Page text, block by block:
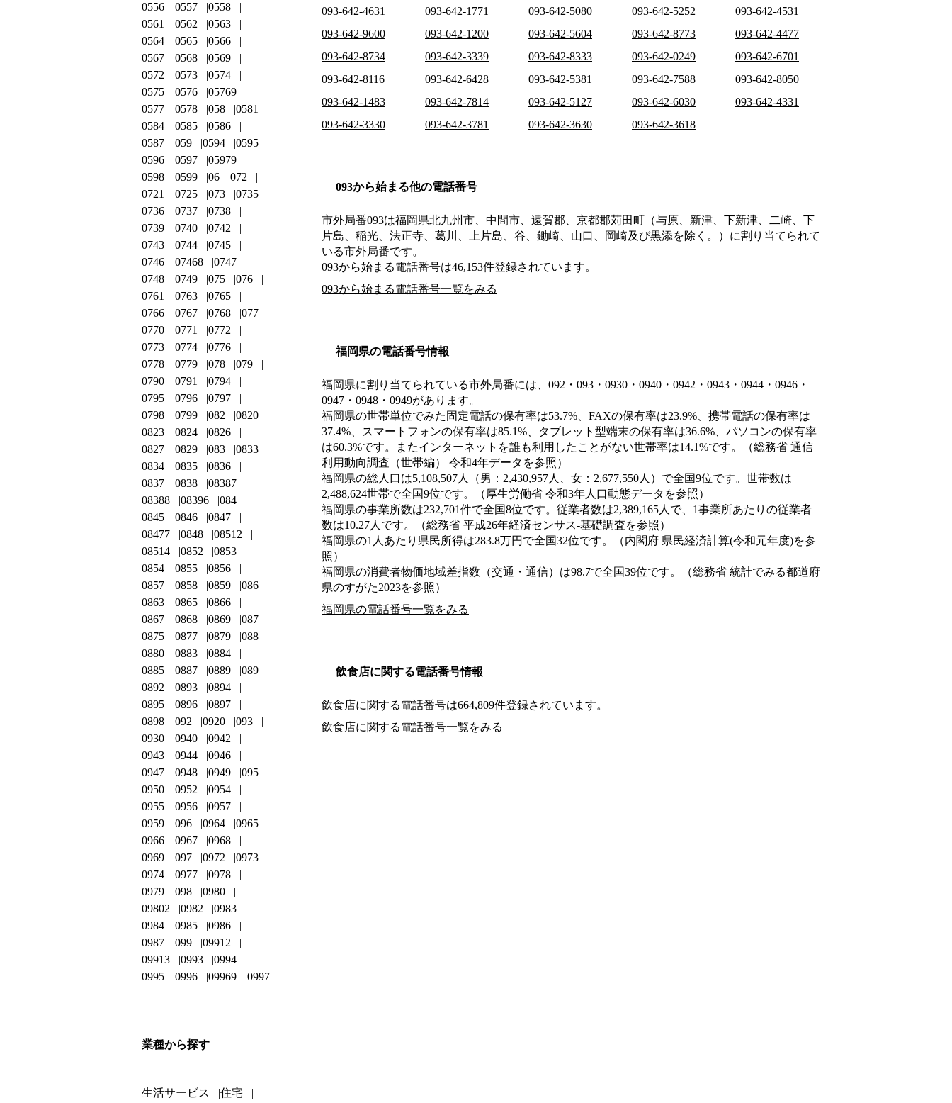
093-642-4631
093-642-1771 093-642-5080 093-642-5252
093-642-4531
093-642-9600
093-642-1200 093-642-5604 093-642-8773
093-642-4477
093-642-8734
093-642-3339 093-642-8333 093-642-0249
093-642-6701
093-642-8116
093-642-6428 093-642-5381 093-642-7588
093-642-8050
093-642-1483
093-642-7814 093-642-5127 093-642-6030
093-642-4331
093-642-3330
093-642-3781 093-642-3630 093-642-3618
093から始まる他の電話番号
市外局番093は福岡県北九州市、中間市、遠賀郡、京都郡苅田町（与原、新津、下新津、二崎、下
片島、稲光、法正寺、葛川、上片島、谷、鋤崎、山口、岡崎及び黒添を除く。） に割り当てられて
いる市外局番です。
093から始まる電話番号は46,153件登録されています。
093から始まる電話番号一覧をみる
福岡県の電話番号情報
福岡県に割り当てられている市外局番には、092・093・0930・0940・0942・0943・0944・0946・
0947・0948・0949があります。
福岡県の世帯単位でみた固定電話の保有率は53.7%、FAXの保有率は23.9%、携帯電話の保有率は
37.4%、スマートフォンの保有率は85.1%、タブレット型端末の保有率は36.6%、パソコンの保有率
は60.3%です。またインターネットを誰も利用したことがない世帯率は14.1%です。（総務省 通信
利用動向調査（世帯編） 令和4年データを参照）
福岡県の総人口は5,108,507人（男：2,430,957人、女：2,677,550人）で全国9位です。世帯数は
2,488,624世帯で全国9位です。（厚生労働省 令和3年人口動態データを参照）
福岡県の事業所数は232,701件で全国8位です。従業者数は2,389,165人で、1事業所あたりの従業者
数は10.27人です。（総務省 平成26年経済センサス‐基礎調査を参照）
福岡県の1人あたり県民所得は283.8万円で全国32位です。（内閣府 県民経済計算(令和元年度)を参
照）
福岡県の消費者物価地域差指数（交通・通信）は98.7で全国39位です。（総務省 統計でみる都道府
県のすがた2023を参照）
福岡県の電話番号一覧をみる
飲食店に関する電話番号情報
飲食店に関する電話番号は664,809件登録されています。
飲食店に関する電話番号一覧をみる
0556
0557
0558
0561
0562
0563
0564
0565
0566
0567
0568
0569
0572
0573
0574
0575
0576
05769
0577
0578 058
0581
0584
0585
0586
0587
059 0594
0595
0596
0597
05979
0598
0599 06
072
0721
0725 073
0735
0736
0737
0738
0739
0740
0742
0743
0744
0745
0746
07468
0747
0748
0749 075
076
0761
0763
0765
0766
0767 0768
077
0770
0771
0772
0773
0774
0776
0778
0779 078
079
0790
0791
0794
0795
0796
0797
0798
0799 082
0820
0823
0824
0826
0827
0829 083
0833
0834
0835
0836
0837
0838
08387
08388
08396
084
0845
0846
0847
08477
0848
08512
08514
0852
0853
0854
0855
0856
0857
0858 0859
086
0863
0865
0866
0867
0868 0869
087
0875
0877 0879
088
0880
0883
0884
0885
0887 0889
089
0892
0893
0894
0895
0896
0897
0898
092 0920
093
0930
0940
0942
0943
0944
0946
0947
0948 0949
095
0950
0952
0954
0955
0956
0957
0959
096 0964
0965
0966
0967
0968
0969
097 0972
0973
0974
0977
0978
0979
098
0980
09802
0982
0983
0984
0985
0986
0987
099
09912
09913
0993
0994
0995
0996 09969 0997
業種から探す
生活サービス 住宅